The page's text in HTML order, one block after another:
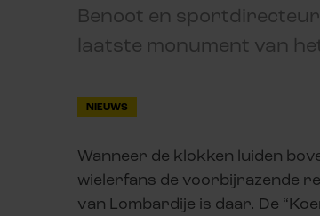
Benoot en
laatste monument van
NIEUWS
Wanneer de klokken luiden
wielerfans de voorbijrazende
van Lombardije is daar. De